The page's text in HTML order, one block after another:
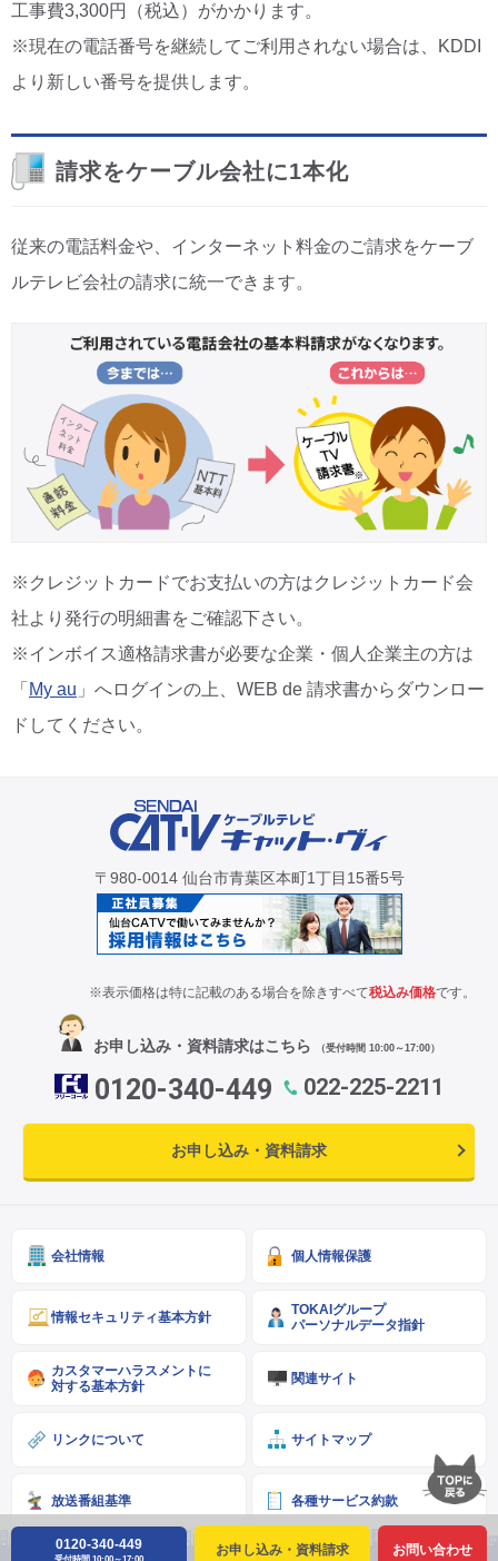
工事費3,300円（税込）がかかります。
※現在の電話番号を継続してご利用されない場合は、KDDI
より新しい番号を提供します。
請求をケーブル会社に1本化
従来の電話料金や、インターネット料金のご請求をケーブ
ルテレビ会社の請求に統一できます。
※クレジットカードでお支払いの方はクレジットカード会
社より発行の明細書をご確認下さい。
※インボイス適格請求書が必要な企業・個人企業主の方は
「 My au 」へログインの上、WEB de 請求書からダウンロー
ドしてください。
〒980-0014 仙台市青葉区本町1丁目15番5号
※表示価格は特に記載のある場合を除きすべて税込み価格です。
お申し込み・資料請求はこちら （受付時間 10:00～17:00）
0120-340-449 022-225-2211
お申し込み・資料請求
会社情報 個人情報保護
情報セキュリティ基本方針
TOKAIグループ
パーソナルデータ指針
カスタマーハラスメントに
対する基本方針
関連サイト
リンクについて サイトマップ
放送番組基準 各種サービス約款
0120-340-449
受付時間 10:00～17:00
お申し込み・資料請求 お問い合わせ